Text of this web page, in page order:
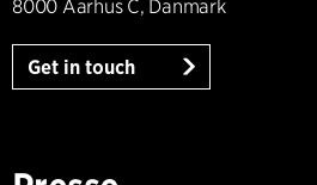
8000 Aarhus C, Danmark
Get in touch